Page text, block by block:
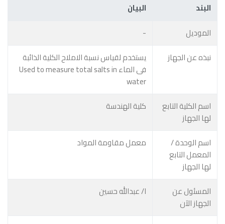
البند
البيان
الموديل
-
نبذه عن الجهاز
يستخدم لقياس نسبة الاملاح الكلية الذائبة
فى الماء Used to measure total salts in
water
اسم الكلية التابع
لها الجهاز
كلية الهندسة
اسم الوحدة /
المعمل التابع
لها الجهاز
معمل مقاومة المواد
المسئول عن
الجهاز الآن
ا/ عبدالله حسين